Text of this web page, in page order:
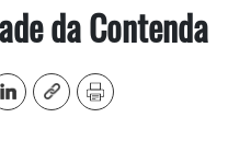
da Contenda